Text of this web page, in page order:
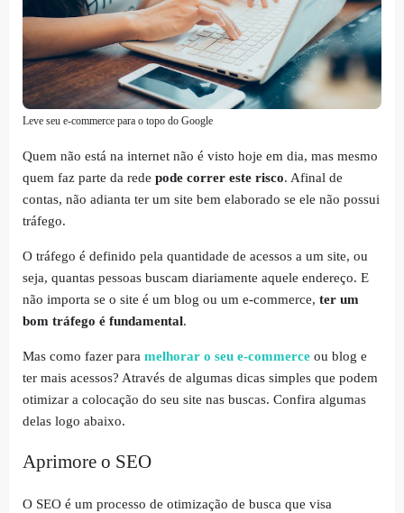
Leve seu e-commerce para o topo do Google
Quem não está na internet não é visto hoje em dia, mas mesmo
quem faz parte da rede pode correr este risco. Afinal de
contas, não adianta ter um site bem elaborado se ele não possui
tráfego.
O tráfego é definido pela quantidade de acessos a um site, ou
seja, quantas pessoas buscam diariamente aquele endereço. E
não importa se o site é um blog ou um e-commerce, ter um
bom tráfego é fundamental.
Mas como fazer para melhorar o seu e-commerce ou blog e
ter mais acessos? Através de algumas dicas simples que podem
otimizar a colocação do seu site nas buscas. Confira algumas
delas logo abaixo.
Aprimore o SEO
O SEO é um processo de otimização de busca que visa